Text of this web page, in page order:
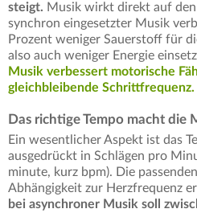
steigt. Musik wirkt direkt auf
synchron eingesetzter Musik
Prozent weniger Sauerstoff für
also auch weniger Energie
Musik verbessert motorische
gleichbleibende Schrittfrequenz.
Das richtige Tempo macht die
Ein wesentlicher Aspekt ist das
ausgedrückt in Schlägen pro
minute, kurz bpm). Die
Abhängigkeit zur Herzfrequenz
bei asynchroner Musik soll